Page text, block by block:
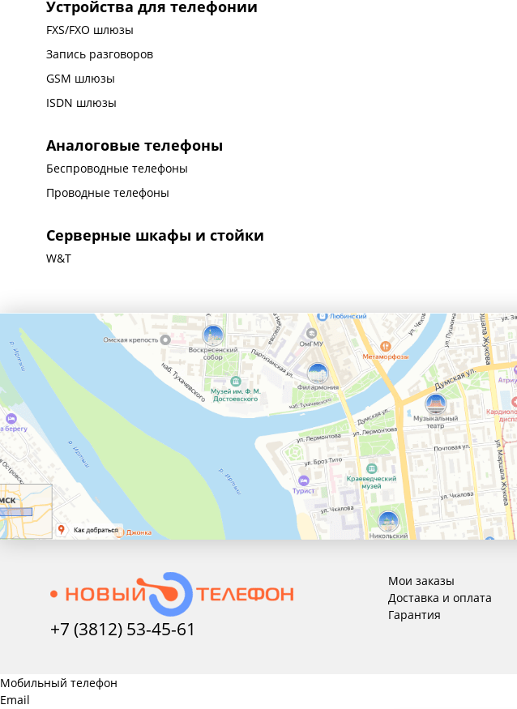
Устройства для телефонии
FXS/FXO шлюзы
Запись разговоров
GSM шлюзы
ISDN шлюзы
Аналоговые телефоны
Беспроводные телефоны
Проводные телефоны
Серверные шкафы и стойки
W&T
+7 (3812) 53-45-61
Мои заказы
Доставка и оплата
Гарантия
Мобильный телефон
Email